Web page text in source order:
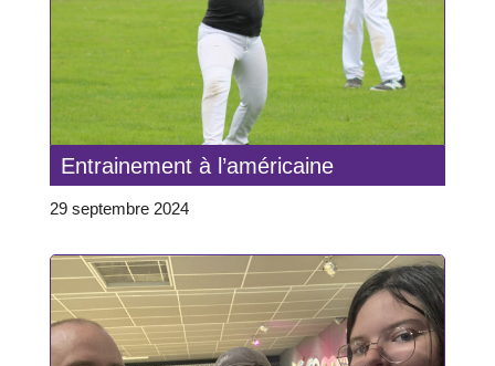
Entrainement à l’américaine
29 septembre 2024